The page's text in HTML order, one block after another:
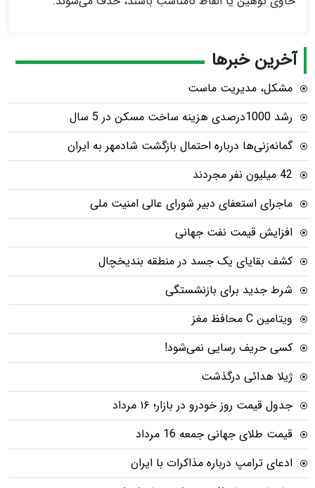
آخرین خبرها
مشکل، مدیریت ماست
رشد 1000درصدی هزینه ساخت مسکن در 5 سال
گمانه‌زنی‌ها درباره احتمال بازگشت شادمهر به ایران
42 میلیون نفر مجردند
ماجرای استعفای دبیر شورای عالی امنیت ملی
افزایش قیمت نفت جهانی
کشف بقایای یک جسد در منطقه بندیخچال
شرط جدید برای بازنشستگی
ویتامین C محافظ مغز
کسی حریف رسایی نمی‌شود!
ژیلا هدائی درگذشت
جدول قیمت روز خودرو در بازار؛ ۱۶ مرداد
قیمت طلای جهانی جمعه 16 مرداد
ادعای ترامپ درباره مذاکرات با ایران